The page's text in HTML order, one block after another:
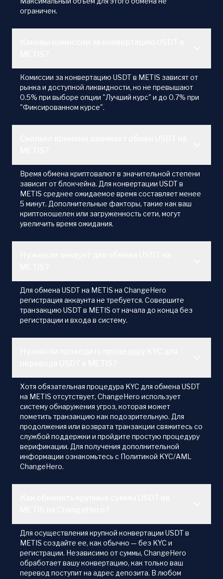
ограничен.
Комиссии за конвертацию USDT в METIS зависят от
рынка и доступной ликвидности, но не превышают
0.5% при выборе опции "Лучший курс" и до 0.7% при
"Фиксированном курсе".
Время обмена криптовалют в значительной степени
зависит от блокчейна. Для конвертации USDT в
METIS среднее ожидаемое время составляет менее
5 минут. Дополнительные факторы, такие как ваш
криптокошелек или загруженность сети, могут
увеличить время ожидания.
Для обмена USDT на METIS на ChangeHero
регистрация аккаунта не требуется. Совершите
транзакцию USDT в METIS от начала до конца без
регистрации и входа в систему.
Хотя обязательная процедура KYC для обмена USDT
на METIS отсутствует, ChangeHero использует
систему обнаружения угроз, которая может
пометить транзакцию как подозрительную. Для
продолжения или возврата транзакции свяжитесь со
службой поддержки и пройдите простую процедуру
верификации. Для получения дополнительной
информации ознакомьтесь с Политикой KYC/AML
ChangeHero.
Для осуществления крупной конвертации USDT в
METIS создайте ее, как обычно — без KYC и
регистрации. Независимо от суммы, ChangeHero
обработает вашу конвертацию, как только ваш
перевод поступит на адрес депозита. В любом